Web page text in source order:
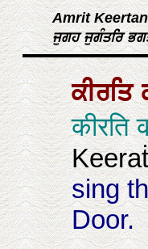
Amrit Keertan
ਜੁਗਹ ਜੁਗੰਤਰਿ
ਕੀਰਤਿ
कीरति
sing
Door.